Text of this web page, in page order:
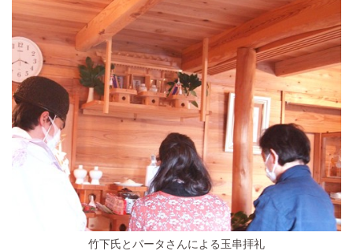
竹下氏とパータさんによる玉串拝礼